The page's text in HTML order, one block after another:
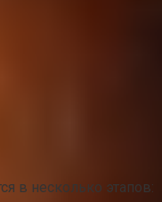
в несколько этапов: